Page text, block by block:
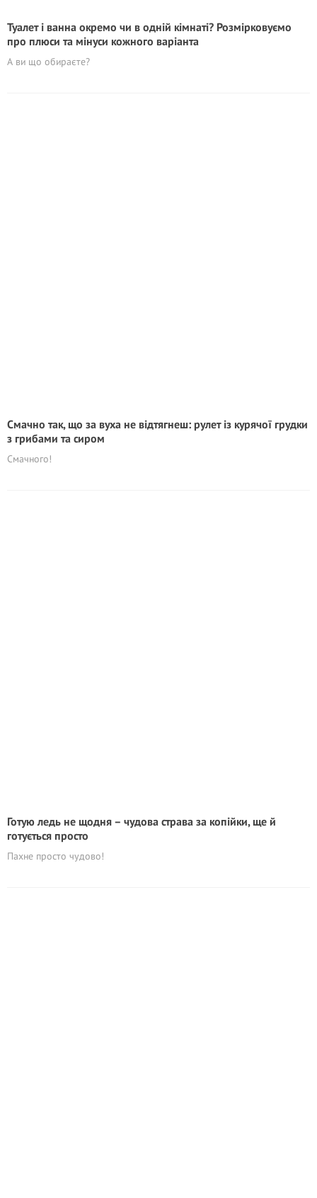
Туалет і ванна окремо чи в одній кімнаті? Розмірковуємо
про плюси та мінуси кожного варіанта
А ви що обираєте?
Смачно так, що за вуха не відтягнеш: рулет із курячої грудки
з грибами та сиром
Смачного!
Готую ледь не щодня – чудова страва за копійки, ще й
готується просто
Пахне просто чудово!